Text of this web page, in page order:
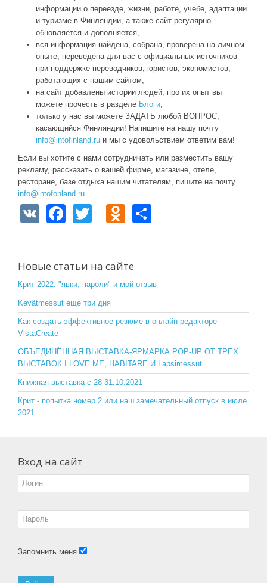
информации о переезде, жизни, работе, учебе, адаптации
и туризме в Финляндии, а также сайт регулярно
обновляется и дополняется,
вся информация найдена, собрана, проверена на личном
опыте, переведена для вас с официальных источников
при поддержке переводчиков, юристов, экономистов,
работающих с нашим сайтом,
на сайт добавлены истории людей, про их опыт вы
можете прочесть в разделе Блоги,
только у нас вы можете ЗАДАТЬ любой ВОПРОС,
касающийся Финляндии! Напишите на нашу почту
info@intofinland.ru и мы с удовольствием ответим вам!
Если вы хотите с нами сотрудничать или разместить вашу
рекламу, рассказать о вашей фирме, магазине, отеле,
ресторане, базе отдыха нашим читателям, пишите на почту
info@intofonland.ru.
V
F
e
b
o
o
k
er
O
o
kl
a
ss
ni
ki
Новые статьи на сайте
Крит 2022: "явки, пароли" и мой отзыв
Kevätmessut еще три дня
Как создать эффективное резюме в онлайн-редакторе
VistaCreate
ОБЪЕДИНЁННАЯ ВЫСТАВКА-ЯРМАРКА POP-UP ОТ ТРЕХ
ВЫСТАВОК I LOVE ME, HABITARE И Lapsimessut.
Книжная выставка с 28-31.10.2021
Крит - попытка номер 2 или наш замечательный отпуск в июле
2021
Вход на сайт
Запомнить меня